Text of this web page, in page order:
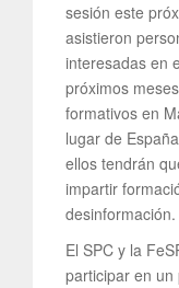
sesión este
asistieron
interesadas en
próximos
formativos en
lugar de
ellos tendrán
impartir
desinformación.
El SPC y la
participar en